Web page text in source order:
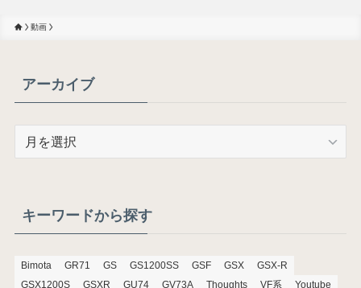
動画
アーカイブ
ブキーワードから探す
Bimota GR71 GS GS1200SS GSF GSX
GSX-R
GSX1200S
GSXR GU74 GV73A Thoughts VF系 Youtube